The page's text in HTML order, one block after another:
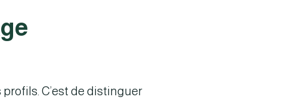
C’est de distinguer